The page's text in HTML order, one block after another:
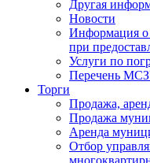
Другая
Новости
Информация
при
Услуги по
Перечень
Торги
Продажа,
Продажа
Аренда
Отбор